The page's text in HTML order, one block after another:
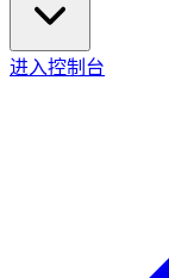
进入控制台